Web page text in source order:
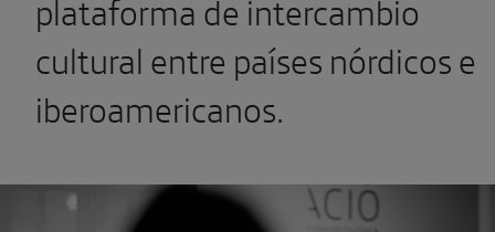
cultural entre países nórdicos e
iberoamericanos.